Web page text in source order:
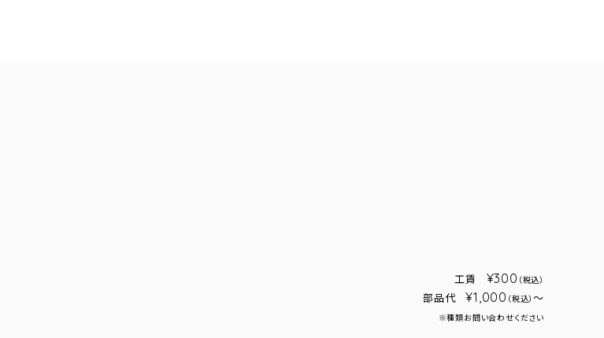
工賃 ¥300 （税込）
部品代 ¥1,000 （税込）～
※種類お問い合わせください